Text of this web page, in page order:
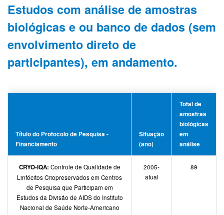
Estudos com análise de amostras
biológicas e ou banco de dados (sem
envolvimento direto de
participantes), em andamento.
Título do Protocolo de Pesquisa -
Financiamento
Situação
(ano)
Total de
amostras
biológicas
em
análise
CRYO-IQA: Controle de Qualidade de
Linfócitos Criopreservados em Centros
de Pesquisa que Participam em
Estudos da Divisão de AIDS do Instituto
Nacional de Saúde Norte-Americano
2005-
atual
89